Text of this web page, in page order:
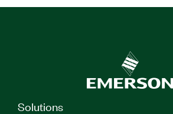
Solutions